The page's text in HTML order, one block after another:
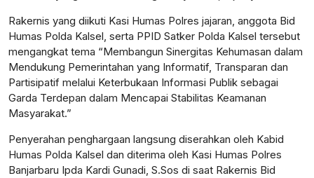
Rakernis yang diikuti Kasi Humas Polres jajaran, anggota Bid
Humas Polda Kalsel, serta PPID Satker Polda Kalsel tersebut
mengangkat tema “Membangun Sinergitas Kehumasan dalam
Mendukung Pemerintahan yang Informatif, Transparan dan
Partisipatif melalui Keterbukaan Informasi Publik sebagai
Garda Terdepan dalam Mencapai Stabilitas Keamanan
Masyarakat.”
Penyerahan penghargaan langsung diserahkan oleh Kabid
Humas Polda Kalsel dan diterima oleh Kasi Humas Polres
Banjarbaru Ipda Kardi Gunadi, S.Sos di saat Rakernis Bid